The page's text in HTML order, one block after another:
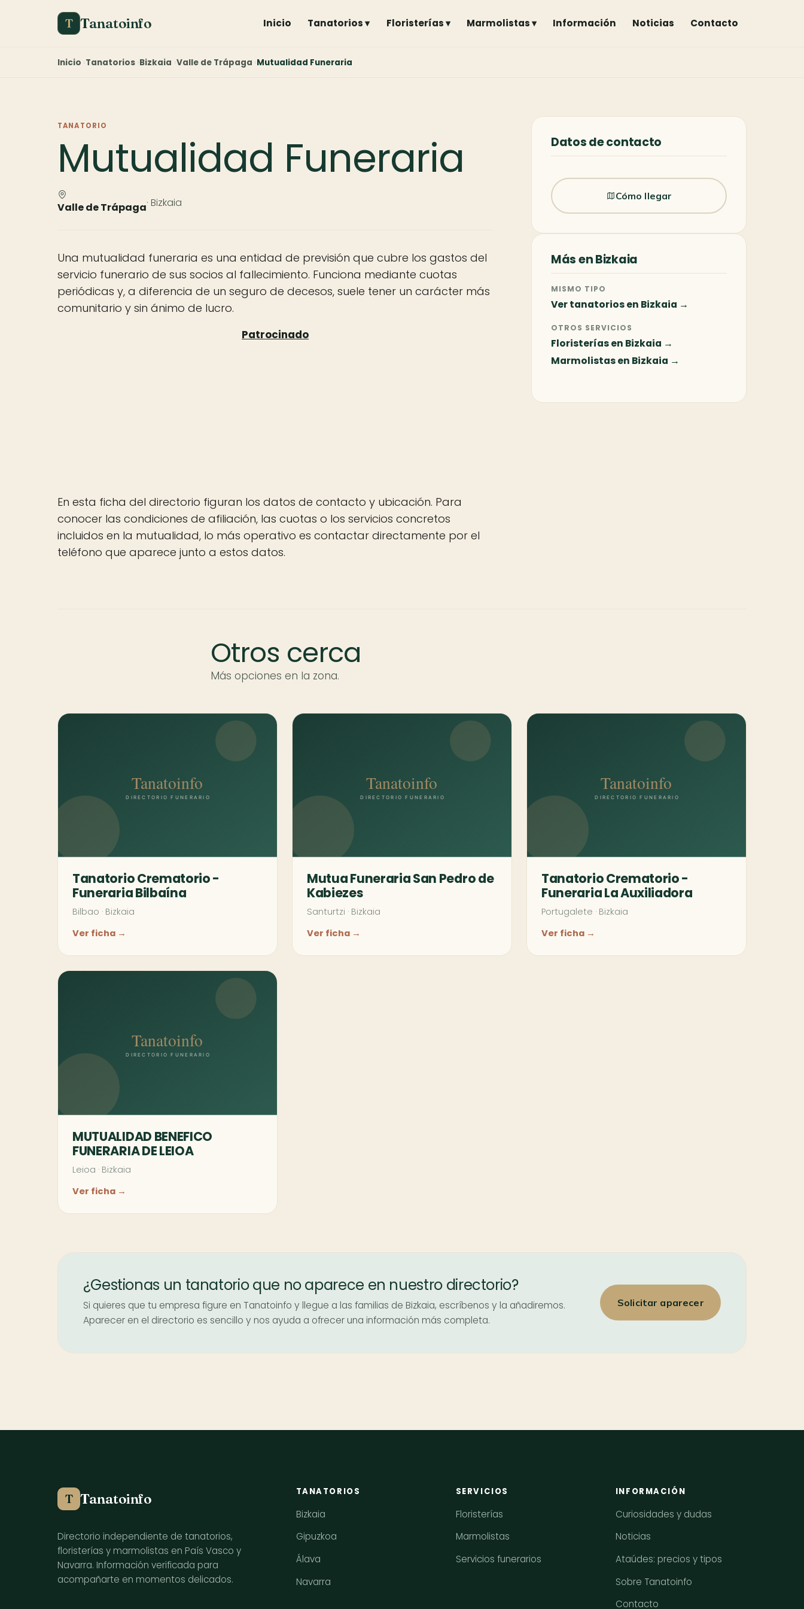
T Tanatoinfo Inicio Tanatorios ▾ Floristerías ▾ Marmolistas ▾ Información Noticias Contacto
Inicio Tanatorios Bizkaia Valle de Trápaga Mutualidad Funeraria
TANATORIO
Mutualidad Funeraria
Valle de Trápaga· Bizkaia
Una mutualidad funeraria es una entidad de previsión que cubre los gastos del
servicio funerario de sus socios al fallecimiento. Funciona mediante cuotas
periódicas y, a diferencia de un seguro de decesos, suele tener un carácter más
comunitario y sin ánimo de lucro.
En esta ficha del directorio figuran los datos de contacto y ubicación. Para
conocer las condiciones de afiliación, las cuotas o los servicios concretos
incluidos en la mutualidad, lo más operativo es contactar directamente por el
teléfono que aparece junto a estos datos.
Datos de contacto
Cómo llegar
Más en Bizkaia
MISMO TIPO
Ver tanatorios en Bizkaia →
OTROS SERVICIOS
Floristerías en Bizkaia →
Marmolistas en Bizkaia →
Otros cerca
Más opciones en la zona.
Tanatorio Crematorio -
Funeraria Bilbaína
Bilbao · Bizkaia
Ver ficha →
Mutua Funeraria San Pedro de
Kabiezes
Santurtzi · Bizkaia
Ver ficha →
Tanatorio Crematorio -
Funeraria La Auxiliadora
Portugalete · Bizkaia
Ver ficha →
MUTUALIDAD BENEFICO
FUNERARIA DE LEIOA
Leioa · Bizkaia
Ver ficha →
¿Gestionas un tanatorio que no aparece en nuestro directorio?
Si quieres que tu empresa figure en Tanatoinfo y llegue a las familias de Bizkaia, escríbenos y la añadiremos.
Aparecer en el directorio es sencillo y nos ayuda a ofrecer una información más completa.
Solicitar aparecer
T Tanatoinfo
Directorio independiente de tanatorios,
floristerías y marmolistas en País Vasco y
Navarra. Información verificada para
acompañarte en momentos delicados.
TANATORIOS
Bizkaia
Gipuzkoa
Álava
Navarra
SERVICIOS
Floristerías
Marmolistas
Servicios funerarios
INFORMACIÓN
Curiosidades y dudas
Noticias
Ataúdes: precios y tipos
Sobre Tanatoinfo
Contacto